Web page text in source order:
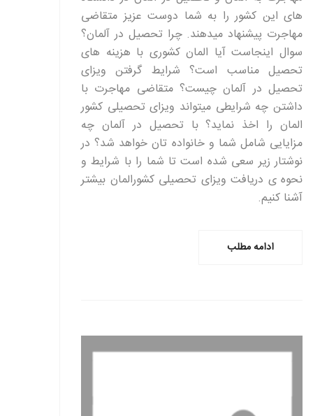
های این کشور را به شما دوست عزیز متقاضی
مهاجرت پیشنهاد میدهند. چرا تحصیل در آلمان؟
سوال اینجاست آیا المان کشوری با هزینه های
تحصیل مناسب است؟ شرایط گرفتن ویزای
تحصیل در آلمان چیست؟ متقاضی مهاجرت با
داشتن چه شرایطی میتواند ویزای تحصیلی کشور
المان را اخذ نماید؟ با تحصیل در آلمان چه
مزایایی شامل شما و خانواده تان خواهد شد؟ در
نوشتار زیر سعی شده است تا شما را با شرایط و
نحوه ی دریافت ویزای تحصیلی کشورالمان بیشتر
آشنا کنیم.
ادامه مطلب